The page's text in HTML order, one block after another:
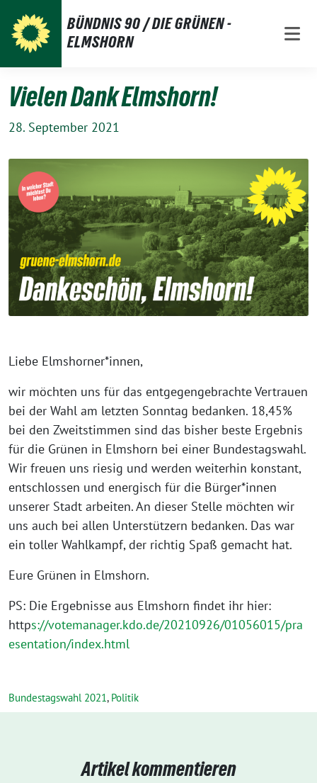
zum
Inhalt
BÜNDNIS 90 / DIE GRÜNEN -
ELMSHORN
Vielen Dank Elmshorn!
28. September 2021
Liebe Elmshorner*innen,
wir möchten uns für das entgegengebrachte Vertrauen
bei der Wahl am letzten Sonntag bedanken. 18,45%
bei den Zweitstimmen sind das bisher beste Ergebnis
für die Grünen in Elmshorn bei einer Bundestagswahl.
Wir freuen uns riesig und werden weiterhin konstant,
entschlossen und energisch für die Bürger*innen
unserer Stadt arbeiten. An dieser Stelle möchten wir
uns auch bei allen Unterstützern bedanken. Das war
ein toller Wahlkampf, der richtig Spaß gemacht hat.
Eure Grünen in Elmshorn.
PS: Die Ergebnisse aus Elmshorn findet ihr hier:
https://votemanager.kdo.de/20210926/01056015/pra
esentation/index.html
Bundestagswahl 2021, Politik
Artikel kommentieren